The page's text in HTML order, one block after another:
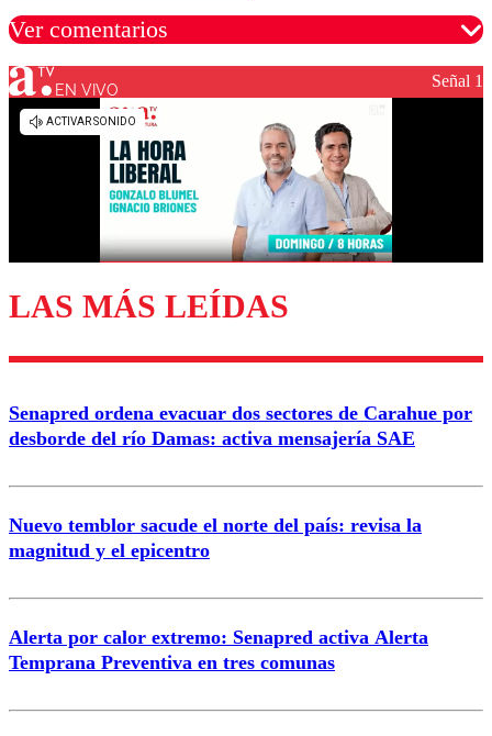
Ver comentarios
Los comentarios son moderados para garantizar un
diálogo respetuoso.
Enviar comentario
EN VIVO Señal 1
LAS MÁS LEÍDAS
Senapred ordena evacuar dos sectores de Carahue por
desborde del río Damas: activa mensajería SAE
Nuevo temblor sacude el norte del país: revisa la
magnitud y el epicentro
Alerta por calor extremo: Senapred activa Alerta
Temprana Preventiva en tres comunas